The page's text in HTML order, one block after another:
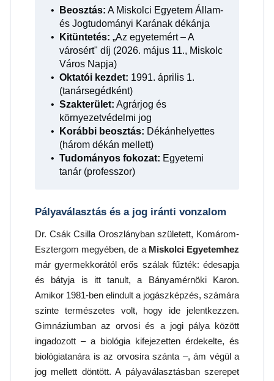
Beosztás: A Miskolci Egyetem Állam-
és Jogtudományi Karának dékánja
Kitüntetés: „Az egyetemért – A
városért" díj (2026. május 11., Miskolc
Város Napja)
Oktatói kezdet: 1991. április 1.
(tanársegédként)
Szakterület: Agrárjog és
környezetvédelmi jog
Korábbi beosztás: Dékánhelyettes
(három dékán mellett)
Tudományos fokozat: Egyetemi
tanár (professzor)
Pályaválasztás és a jog iránti vonzalom
Dr. Csák Csilla Oroszlányban született, Komárom-
Esztergom megyében, de a Miskolci Egyetemhez
már gyermekkorától erős szálak fűzték: édesapja
és bátyja is itt tanult, a Bányamérnöki Karon.
Amikor 1981-ben elindult a jogászképzés, számára
szinte természetes volt, hogy ide jelentkezzen.
Gimnáziumban az orvosi és a jogi pálya között
ingadozott – a biológia kifejezetten érdekelte, és
biológiatanára is az orvosira szánta –, ám végül a
jog mellett döntött. A pályaválasztásban szerepet